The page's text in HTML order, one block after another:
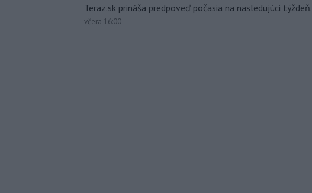
Teraz.sk prináša predpoveď počasia na nasledujúci týždeň.
včera 16:00